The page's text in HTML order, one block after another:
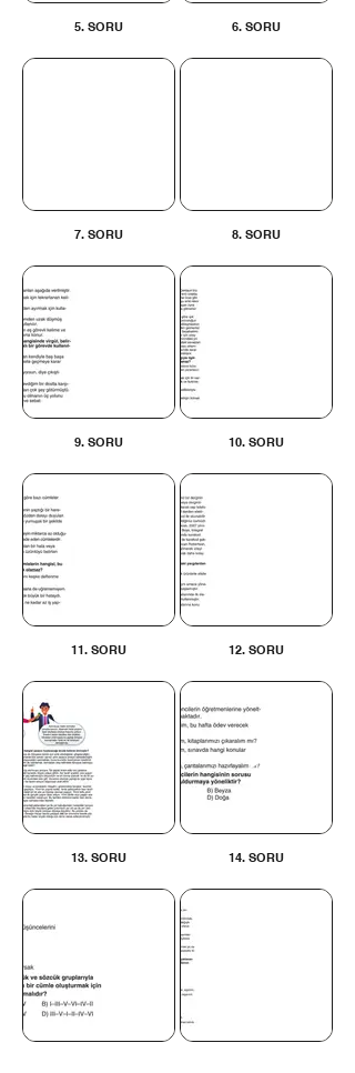
5. SORU 6. SORU
7. SORU 8. SORU
9. SORU 10. SORU
11. SORU 12. SORU
13. SORU 14. SORU